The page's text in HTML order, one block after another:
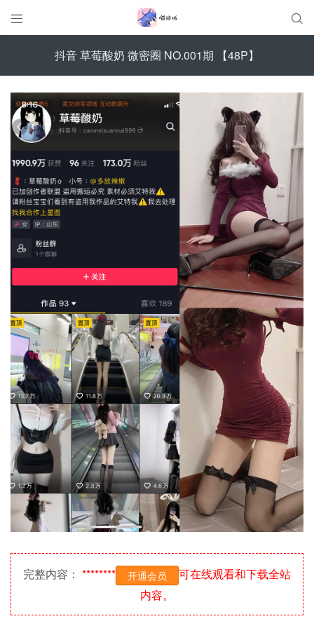
 
抖音 草莓酸奶 微密圈 NO.001期 【48P】
完整内容： ******** 开通会员
可在线观看和下载全站
内容。